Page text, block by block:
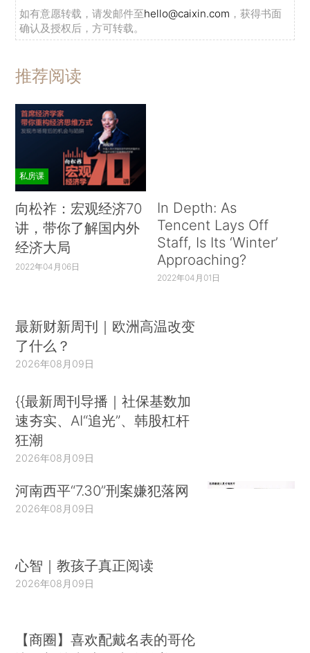
如有意愿转载，请发邮件至hello@caixin.com ，获得书面
确认及授权后，方可转载。
推荐阅读
私房课
向松祚：宏观经济70
讲，带你了解国内外
经济大局
2022年04月06日
In Depth: As
Tencent Lays Off
Staff, Is Its ‘Winter’
Approaching?
2022年04月01日
最新财新周刊｜欧洲高温改变
了什么？
2026年08月09日
{{最新周刊导播｜社保基数加
速夯实、AI“追光”、韩股杠杆
狂潮
2026年08月09日
河南西平“7.30”刑案嫌犯落网
2026年08月09日
心智｜教孩子真正阅读
2026年08月09日
【商圈】喜欢配戴名表的哥伦